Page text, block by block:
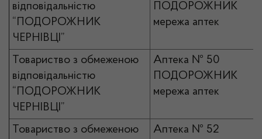
відповідальністю
“ПОДОРОЖНИК
ЧЕРНІВЦІ”
ПОДОРОЖНИК
мережа аптек
Товариство з обмеженою
відповідальністю
“ПОДОРОЖНИК
ЧЕРНІВЦІ”
Аптека № 50
ПОДОРОЖНИК
мережа аптек
Товариство з обмеженою
Аптека № 52